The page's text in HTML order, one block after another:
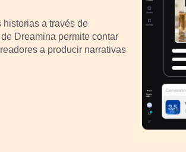
a través de
Dreamina permite contar
a producir narrativas